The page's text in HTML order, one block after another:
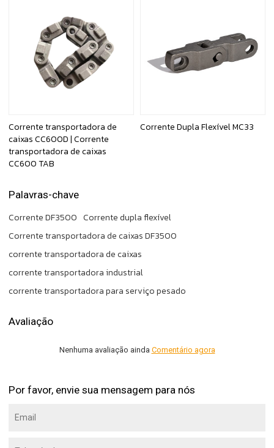
Corrente transportadora de
caixas CC600D | Corrente
transportadora de caixas
CC600 TAB
Corrente Dupla Flexível MC33
Palavras-chave
Corrente DF3500 Corrente dupla flexível
Corrente transportadora de caixas DF3500
corrente transportadora de caixas
corrente transportadora industrial
corrente transportadora para serviço pesado
Avaliação
Nenhuma avaliação ainda Comentário agora
Por favor, envie sua mensagem para nós